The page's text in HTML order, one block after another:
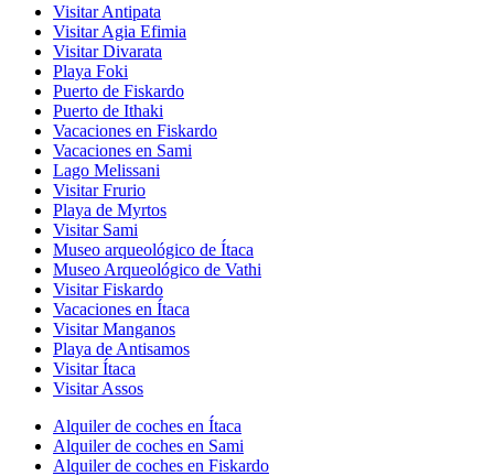
Visitar Antipata
Visitar Agia Efimia
Visitar Divarata
Playa Foki
Puerto de Fiskardo
Puerto de Ithaki
Vacaciones en Fiskardo
Vacaciones en Sami
Lago Melissani
Visitar Frurio
Playa de Myrtos
Visitar Sami
Museo arqueológico de Ítaca
Museo Arqueológico de Vathi
Visitar Fiskardo
Vacaciones en Ítaca
Visitar Manganos
Playa de Antisamos
Visitar Ítaca
Visitar Assos
Alquiler de coches en Ítaca
Alquiler de coches en Sami
Alquiler de coches en Fiskardo